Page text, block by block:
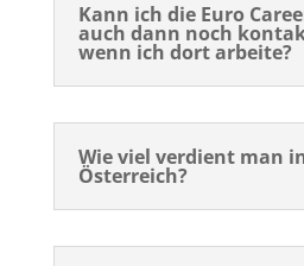
Kann ich die Euro
auch dann noch
wenn ich dort arbeite?
Wie viel verdient man
Österreich?